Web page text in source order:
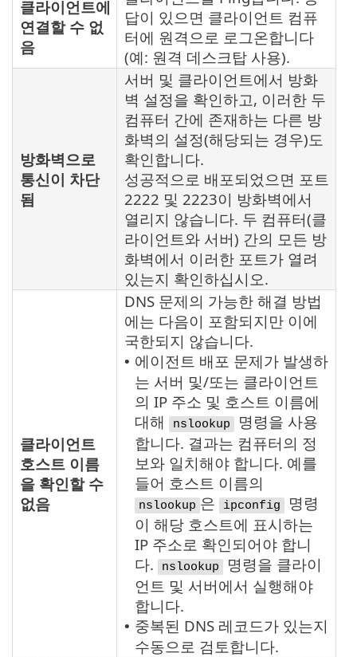
클라이언트에
연결할 수 없
음
답이 있으면 클라이언트 컴퓨
터에 원격으로 로그온합니다
(예: 원격 데스크탑 사용).
방화벽으로
통신이 차단
됨
서버 및 클라이언트에서 방화
벽 설정을 확인하고, 이러한 두
컴퓨터 간에 존재하는 다른 방
화벽의 설정(해당되는 경우)도
확인합니다.
성공적으로 배포되었으면 포트
2222 및 2223이 방화벽에서
열리지 않습니다. 두 컴퓨터(클
라이언트와 서버) 간의 모든 방
화벽에서 이러한 포트가 열려
있는지 확인하십시오.
클라이언트
호스트 이름
을 확인할 수
없음
DNS 문제의 가능한 해결 방법
에는 다음이 포함되지만 이에
국한되지 않습니다.
• 에이전트 배포 문제가 발생하
는 서버 및/또는 클라이언트
의 IP 주소 및 호스트 이름에
대해
nslookup
명령을 사용
합니다. 결과는 컴퓨터의 정
보와 일치해야 합니다. 예를
들어 호스트 이름의
nslookup 은 ipconfig
명령
이 해당 호스트에 표시하는
IP 주소로 확인되어야 합니
다.
nslookup
명령을 클라이
언트 및 서버에서 실행해야
합니다.
• 중복된 DNS 레코드가 있는지
수동으로 검토합니다.